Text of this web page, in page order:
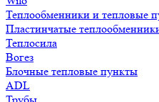
Теплообменники и тепловые
Пластинчатые
Теплосила
Вогез
Блочные тепловые пункты
ADL